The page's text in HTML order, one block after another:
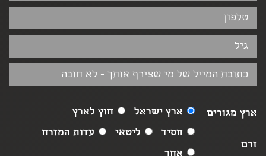
ארץ מגורים ארץ ישראל חוץ לארץ
זרם
חסיד ליטאי
עדות המזרח